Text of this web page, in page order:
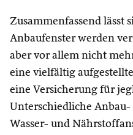
Zusammenfassend lässt
Anbaufenster werden
aber vor allem nicht
eine vielfältig
eine Versicherung für
Unterschiedliche
Wasser- und